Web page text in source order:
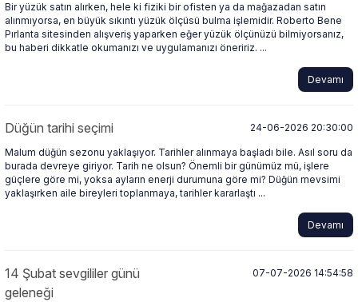
Bir yüzük satın alırken, hele ki fiziki bir ofisten ya da mağazadan satın
alınmıyorsa, en büyük sıkıntı yüzük ölçüsü bulma işlemidir. Roberto Bene
Pırlanta sitesinden alışveriş yaparken eğer yüzük ölçünüzü bilmiyorsanız,
bu haberi dikkatle okumanızı ve uygulamanızı öneririz. ...
Devamı
Düğün tarihi seçimi 24-06-2026 20:30:00
Malum düğün sezonu yaklaşıyor. Tarihler alınmaya başladı bile. Asıl soru da
burada devreye giriyor. Tarih ne olsun? Önemli bir günümüz mü, işlere
güçlere göre mi, yoksa ayların enerji durumuna göre mi? Düğün mevsimi
yaklaşırken aile bireyleri toplanmaya, tarihler kararlaştı ...
Devamı
14 Şubat sevgililer günü
geleneği
07-07-2026 14:54:58